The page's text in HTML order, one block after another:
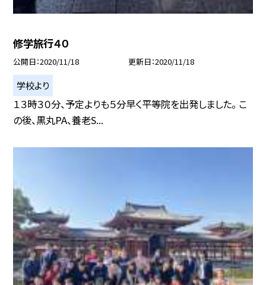
修学旅行４０
公開日 2020/11/18 更新日 2020/11/18
学校より
１３時３０分、予定よりも５分早く平等院を出発しました。 こ
の後、黒丸PA、養老S...